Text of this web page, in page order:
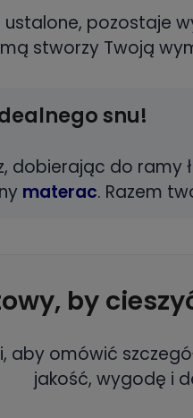
ustalone, pozostaje
stworzy Twoją
snu!
dobierając do ramy
materac. Razem
by
aby omówić
jakość, wygodę i